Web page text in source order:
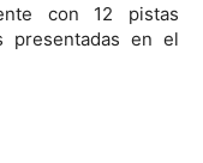
con 12 pistas
presentadas en el